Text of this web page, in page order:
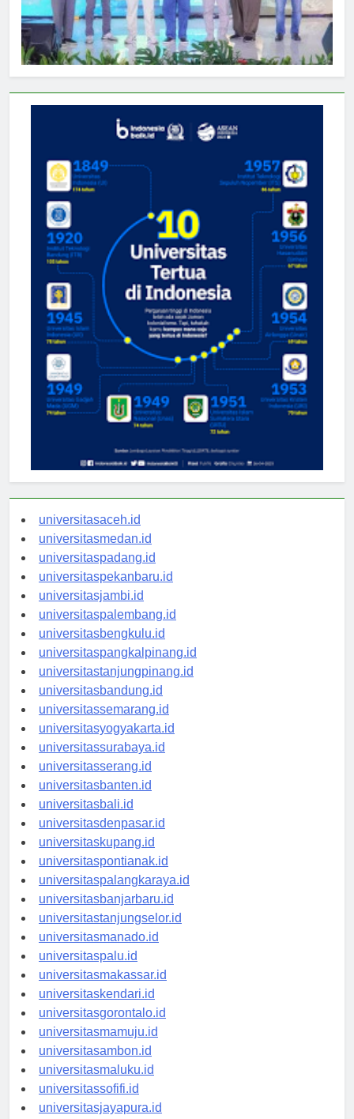
universitasaceh.id
universitasmedan.id
universitaspadang.id
universitaspekanbaru.id
universitasjambi.id
universitaspalembang.id
universitasbengkulu.id
universitaspangkalpinang.id
universitastanjungpinang.id
universitasbandung.id
universitassemarang.id
universitasyogyakarta.id
universitassurabaya.id
universitasserang.id
universitasbanten.id
universitasbali.id
universitasdenpasar.id
universitaskupang.id
universitaspontianak.id
universitaspalangkaraya.id
universitasbanjarbaru.id
universitastanjungselor.id
universitasmanado.id
universitaspalu.id
universitasmakassar.id
universitaskendari.id
universitasgorontalo.id
universitasmamuju.id
universitasambon.id
universitasmaluku.id
universitassofifi.id